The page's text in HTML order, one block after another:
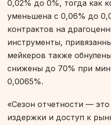
0,02% до 0%, тогда как
уменьшена с 0,06% до
контрактов на
инструменты,
мейкеров также
снижены до 70% при
0,0065%.
«Сезон отчетности —
издержки и доступ к